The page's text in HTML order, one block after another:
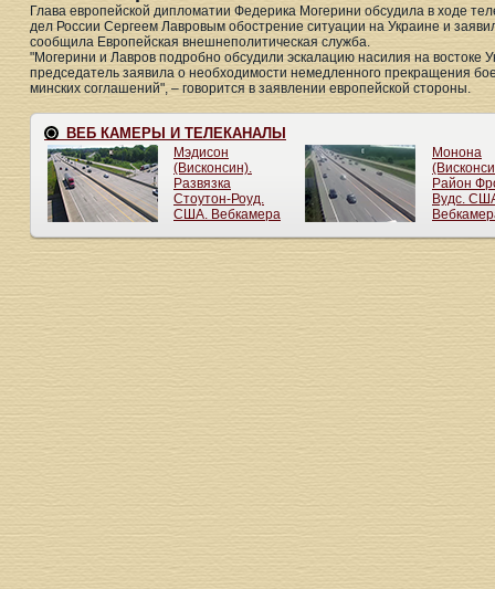
Глава европейской дипломатии Федерика Могерини обсудила в ходе
дел России Сергеем Лавровым обострение ситуации на Украине и
сообщила Европейская внешнеполитическая служба.
"Могерини и Лавров подробно обсудили эскалацию насилия на востоке
председатель заявила о необходимости немедленного прекращения
минских соглашений", – говорится в заявлении европейской стороны.